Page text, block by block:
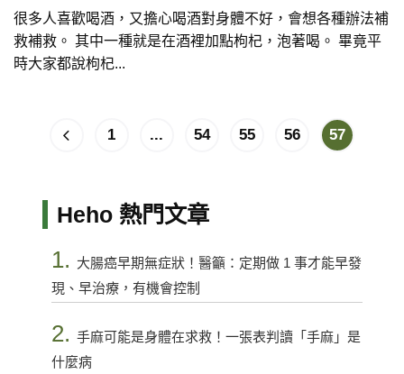
很多人喜歡喝酒，又擔心喝酒對身體不好，會想各種辦法補
救補救。 其中一種就是在酒裡加點枸杞，泡著喝。 畢竟平
時大家都說枸杞...
1 ... 54 55 56 57
Heho 熱門文章
1. 大腸癌早期無症狀！醫籲：定期做 1 事才能早發
現、早治療，有機會控制
2. 手麻可能是身體在求救！一張表判讀「手麻」是
什麼病